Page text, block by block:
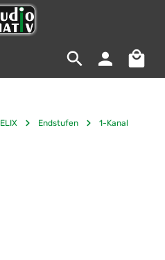
Endstufen 1-Kanal
von 5 Sternen